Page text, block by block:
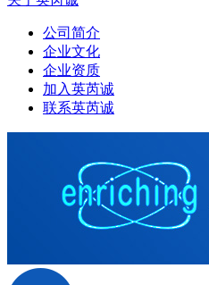
公司简介
企业文化
企业资质
加入英芮诚
联系英芮诚